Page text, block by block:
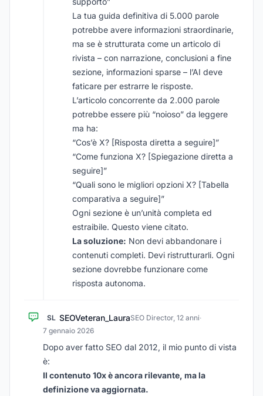
La tua guida definitiva di 5.000 parole
potrebbe avere informazioni straordinarie,
ma se è strutturata come un articolo di
rivista – con narrazione, conclusioni a fine
sezione, informazioni sparse – l’AI deve
faticare per estrarre le risposte.
L’articolo concorrente da 2.000 parole
potrebbe essere più “noioso” da leggere
ma ha:
“Cos’è X? [Risposta diretta a seguire]”
“Come funziona X? [Spiegazione diretta a
seguire]”
“Quali sono le migliori opzioni X? [Tabella
comparativa a seguire]”
Ogni sezione è un’unità completa ed
estraibile. Questo viene citato.
La soluzione: Non devi abbandonare i
contenuti completi. Devi ristrutturarli. Ogni
sezione dovrebbe funzionare come
risposta autonoma.
SL SEOVeteran_LauraSEO Director, 12 anni·
7 gennaio 2026
Dopo aver fatto SEO dal 2012, il mio punto di vista
è:
Il contenuto 10x è ancora rilevante, ma la
definizione va aggiornata.